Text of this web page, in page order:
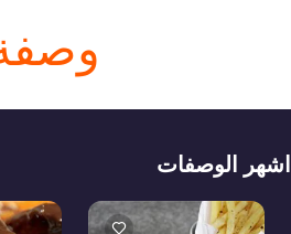
وصفة
الوصفات